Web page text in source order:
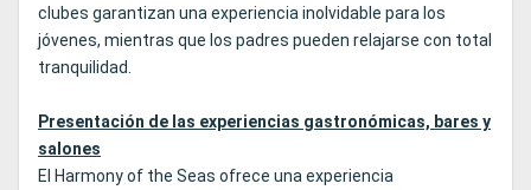
clubes garantizan una experiencia inolvidable para los
jóvenes, mientras que los padres pueden relajarse con total
tranquilidad.
Presentación de las experiencias gastronómicas, bares y
salones
El Harmony of the Seas ofrece una experiencia